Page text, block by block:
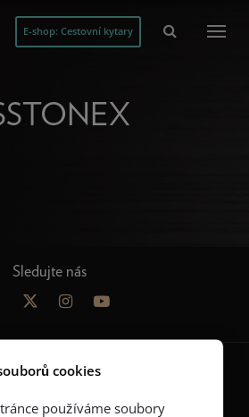
E-shop: Cestovní kytary
Sledujte nás
Kytary
cookies
používáme soubory